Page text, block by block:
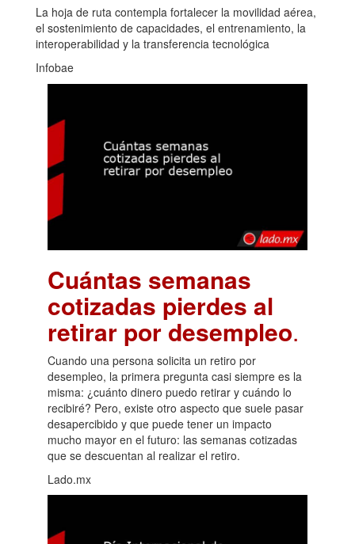
La hoja de ruta contempla fortalecer la movilidad aérea,
el sostenimiento de capacidades, el entrenamiento, la
interoperabilidad y la transferencia tecnológica
Infobae
Cuántas semanas
cotizadas pierdes al
retirar por desempleo.
Cuando una persona solicita un retiro por
desempleo, la primera pregunta casi siempre es la
misma: ¿cuánto dinero puedo retirar y cuándo lo
recibiré? Pero, existe otro aspecto que suele pasar
desapercibido y que puede tener un impacto
mucho mayor en el futuro: las semanas cotizadas
que se descuentan al realizar el retiro.
Lado.mx